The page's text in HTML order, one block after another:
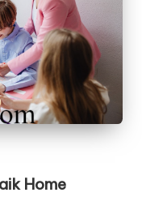
Home